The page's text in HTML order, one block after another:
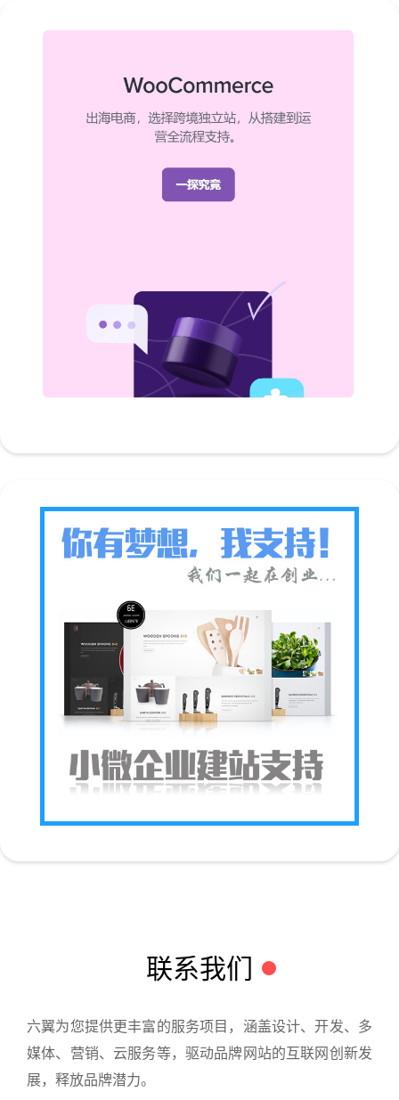
联系我们
六翼为您提供更丰富的服务项目，涵盖设计、开发、多
媒体、营销、云服务等，驱动品牌网站的互联网创新发
展，释放品牌潜力。